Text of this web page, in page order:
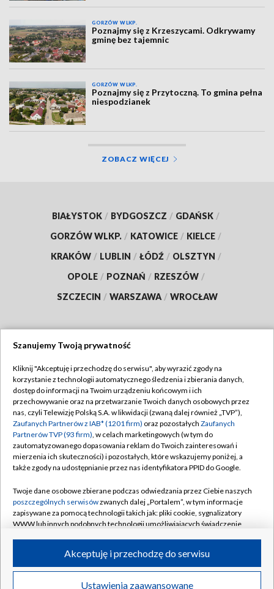
GORZÓW WLKP.
Poznajmy się z Krzeszycami. Odkrywamy
gminę bez tajemnic
GORZÓW WLKP.
Poznajmy się z Przytoczną. To gmina pełna
niespodzianek
ZOBACZ WIĘCEJ
BIAŁYSTOK / BYDGOSZCZ / GDAŃSK /
GORZÓW WLKP. / KATOWICE / KIELCE /
KRAKÓW / LUBLIN / ŁÓDŹ / OLSZTYN /
OPOLE / POZNAŃ / RZESZÓW /
SZCZECIN / WARSZAWA / WROCŁAW
TVP
Abonament TVP
Emisja w TVP
Centrum informacji TVP
Naziemna Telewizja Cyfrowa
Rada Programowa
System NOS
Informacje o nadawcy
Program dla prasy
Regulamin TVP
Polityka prywatności
Moje zgody
Pomoc
Kontakt
Kanały
©2026 Telewizja Polska S.A. w likwidacji
Szanujemy Twoją prywatność
Kliknij "Akceptuję i przechodzę do serwisu", aby wyrazić zgody na
korzystanie z technologii automatycznego śledzenia i zbierania danych,
dostęp do informacji na Twoim urządzeniu końcowym i ich
przechowywanie oraz na przetwarzanie Twoich danych osobowych przez
nas, czyli Telewizję Polską S.A. w likwidacji (zwaną dalej również „TVP”),
Zaufanych Partnerów z IAB* (1201 firm) oraz pozostałych Zaufanych
Partnerów TVP (93 firm), w celach marketingowych (w tym do
zautomatyzowanego dopasowania reklam do Twoich zainteresowań i
mierzenia ich skuteczności) i pozostałych, które wskazujemy poniżej, a
także zgody na udostępnianie przez nas identyfikatora PPID do Google.
Twoje dane osobowe zbierane podczas odwiedzania przez Ciebie naszych
poszczególnych serwisówzwanych dalej „Portalem”, w tym informacje
zapisywane za pomocą technologii takich jak: pliki cookie, sygnalizatory
WWW lub innych podobnych technologii umożliwiających świadczenie
ruchu w Internecie.
Twoje dane osobowe zbierane podczas odwiedzania przez Ciebie
Ustawienia zaawansowane
Akceptuję i przechodzę do serwisu